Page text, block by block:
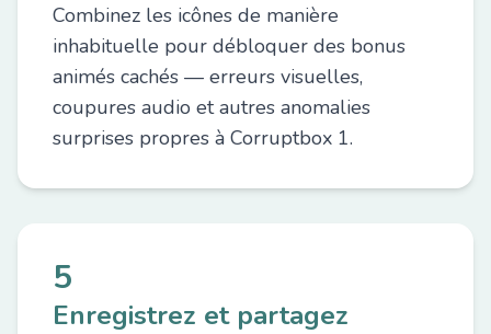
Combinez les icônes de manière
inhabituelle pour débloquer des bonus
animés cachés — erreurs visuelles,
coupures audio et autres anomalies
surprises propres à Corruptbox 1.
5
Enregistrez et partagez